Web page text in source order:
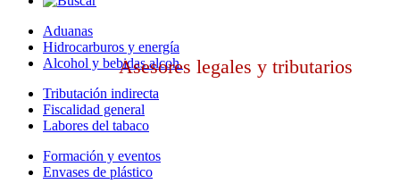
Asesores legales y tributarios
Aduanas
Hidrocarburos y energía
Alcohol y bebidas alcoh.
Tributación indirecta
Fiscalidad general
Labores del tabaco
Formación y eventos
Envases de plástico